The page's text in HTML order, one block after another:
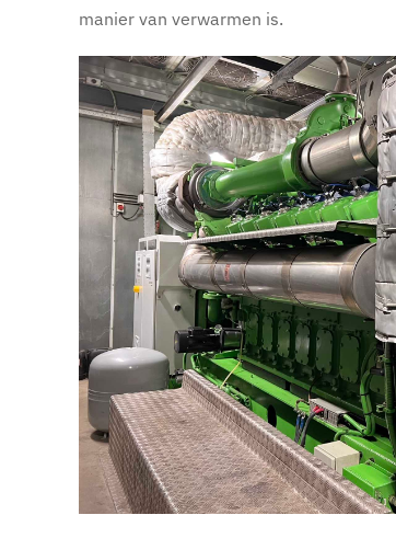
manier van verwarmen is.